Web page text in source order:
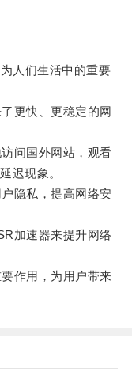
人们生活中的重要
更快、更稳定的网
问国外网站，观看
迟现象。
隐私，提高网络安
加速器来提升网络
作用，为用户带来